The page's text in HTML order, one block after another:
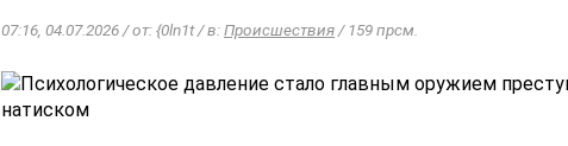
07:16, 04.07.2026 / от: {0ln1t / в:Происшествия/ 159 прсм.